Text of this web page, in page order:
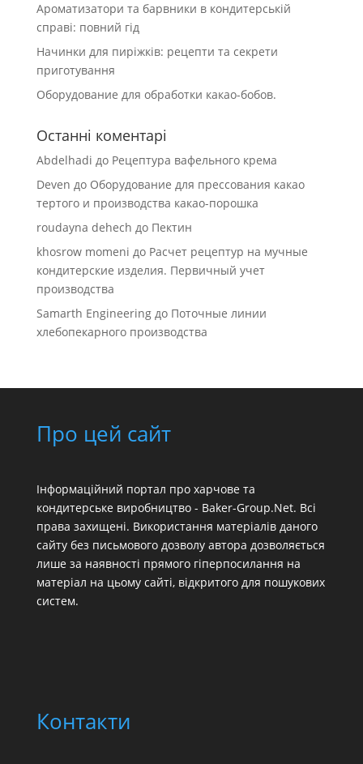
Ароматизатори та барвники в кондитерській
справі: повний гід
Начинки для пиріжків: рецепти та секрети
приготування
Оборудование для обработки какао-бобов.
Останні коментарі
Abdelhadi до Рецептура вафельного крема
Deven до Оборудование для прессования какао
тертого и производства какао-порошка
roudayna dehech до Пектин
khosrow momeni до Расчет рецептур на мучные
кондитерские изделия. Первичный учет
производства
Samarth Engineeringдо Поточные линии
хлебопекарного производства
Про цей сайт
Інформаційний портал про харчове та
кондитерське виробництво - Baker-Group.Net. Всі
права захищені. Використання матеріалів даного
сайту без письмового дозволу автора дозволяється
лише за наявності прямого гіперпосилання на
матеріал на цьому сайті, відкритого для пошукових
систем.
Контакти